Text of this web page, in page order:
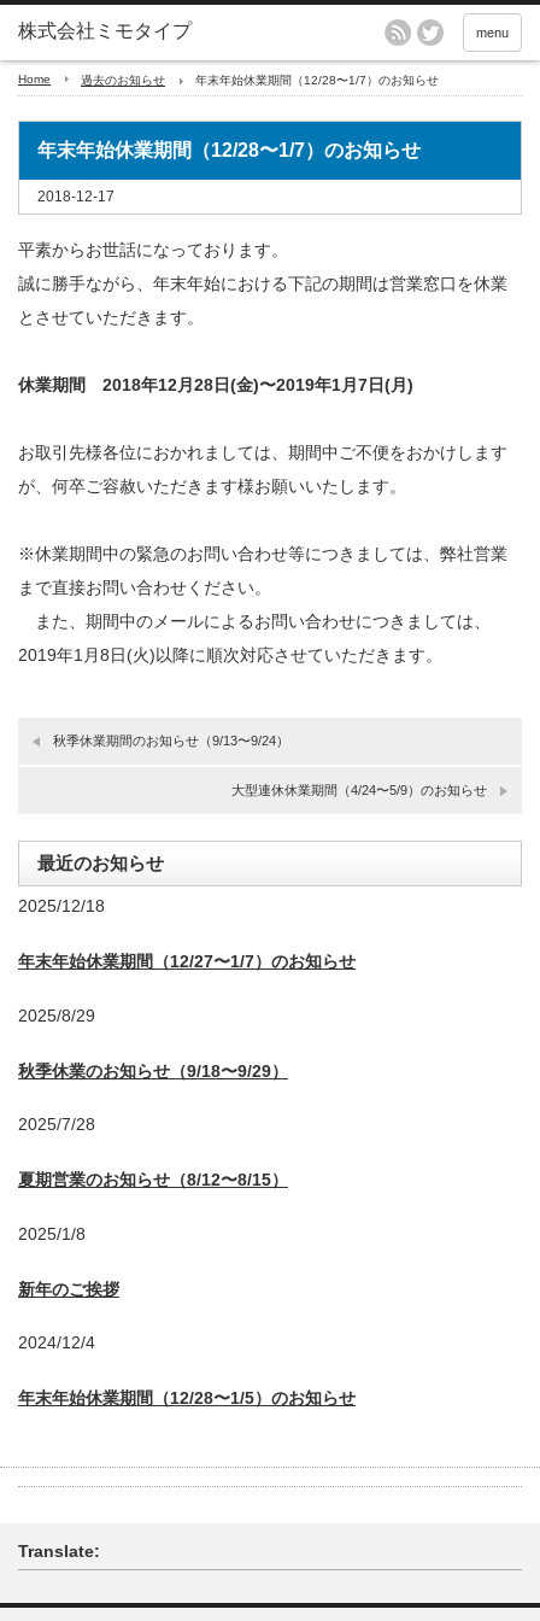
menu
Home 過去のお知らせ 年末年始休業期間（12/28〜1/7）のお知らせ
年末年始休業期間（12/28〜1/7）のお知らせ
2018-12-17
平素からお世話になっております。
誠に勝手ながら、年末年始における下記の期間は営業窓口を休業
とさせていただきます。
休業期間 2018年12月28日(金)〜2019年1月7日(月)
お取引先様各位におかれましては、期間中ご不便をおかけします
が、何卒ご容赦いただきます様お願いいたします。
※休業期間中の緊急のお問い合わせ等につきましては、弊社営業
まで直接お問い合わせください。
また、期間中のメールによるお問い合わせにつきましては、
2019年1月8日(火)以降に順次対応させていただきます。
秋季休業期間のお知らせ（9/13〜9/24）
大型連休休業期間（4/24〜5/9）のお知らせ
最近のお知らせ
2025/12/18
年末年始休業期間（12/27〜1/7）のお知らせ
2025/8/29
秋季休業のお知らせ（9/18〜9/29）
2025/7/28
夏期営業のお知らせ（8/12〜8/15）
2025/1/8
新年のご挨拶
2024/12/4
年末年始休業期間（12/28〜1/5）のお知らせ
Translate: